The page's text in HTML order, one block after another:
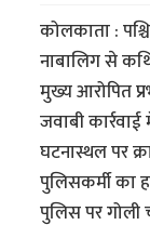
कोलकाता :
नाबालिग से
मुख्य आरोपित
जवाबी
घटनास्थल पर
पुलिसकर्मी का
पुलिस पर गोली